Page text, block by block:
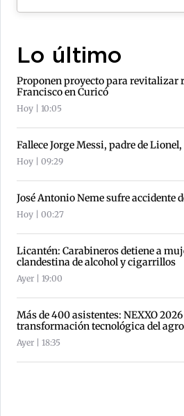
Lo último
Proponen proyecto para revitalizar
Francisco en Curicó
Hoy | 10:05
Fallece Jorge Messi, padre de
Hoy | 09:29
José Antonio Neme sufre accidente
Hoy | 00:27
Licantén: Carabineros detiene a
clandestina de alcohol y cigarrillos
Ayer | 19:00
Más de 400 asistentes: NEXXO
transformación tecnológica del
Ayer | 18:35